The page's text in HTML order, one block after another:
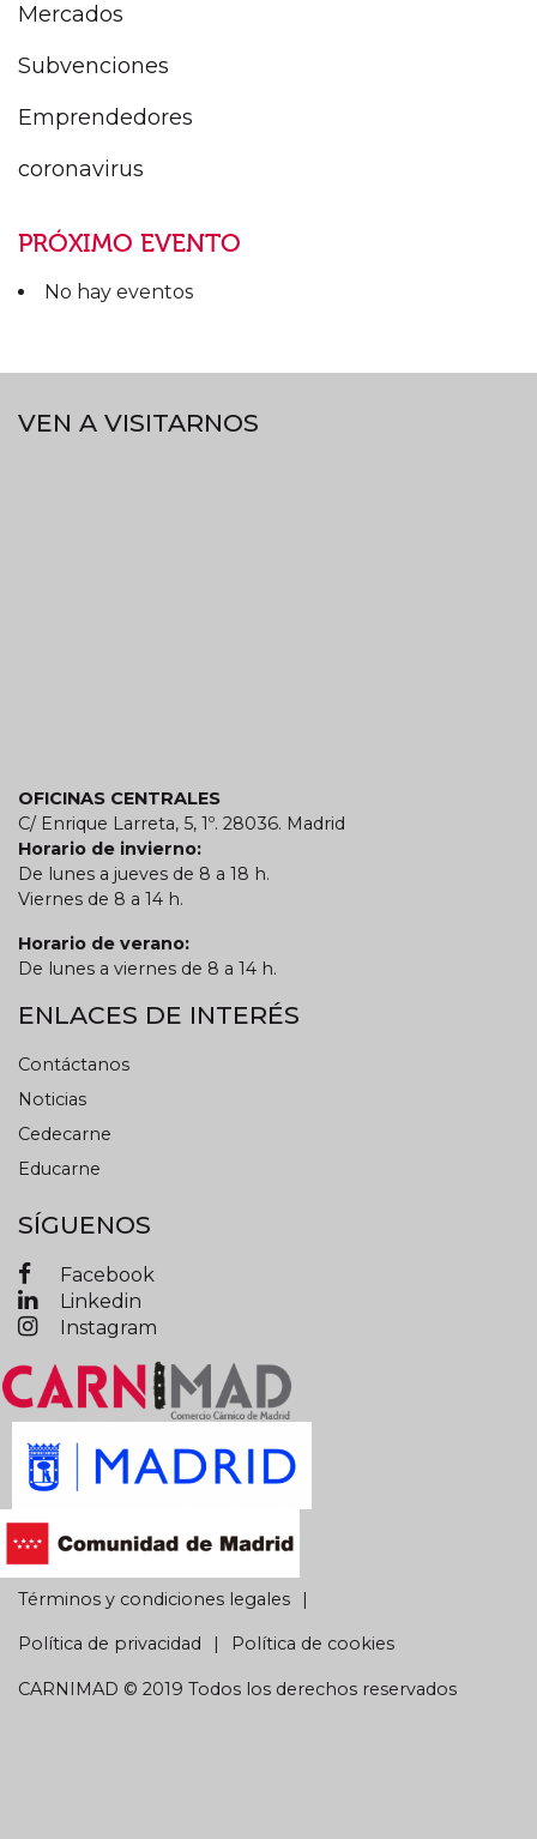
Mercados
Subvenciones
Emprendedores
coronavirus
PRÓXIMO EVENTO
No hay eventos
VEN A VISITARNOS
OFICINAS CENTRALES
C/ Enrique Larreta, 5, 1º. 28036. Madrid
Horario de invierno:
De lunes a jueves de 8 a 18 h.
Viernes de 8 a 14 h.
Horario de verano:
De lunes a viernes de 8 a 14 h.
ENLACES DE INTERÉS
Contáctanos
Noticias
Cedecarne
Educarne
SÍGUENOS
Facebook
Linkedin
Instagram
Términos y condiciones legales
Política de privacidad Política de cookies
CARNIMAD © 2019 Todos los derechos reservados